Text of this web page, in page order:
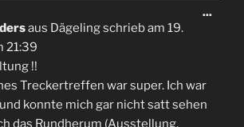
aus Dägelingschrieb am 19.
21:39
!!
Treckertreffen war super. Ich war
konnte mich gar nicht satt sehen
...Diese